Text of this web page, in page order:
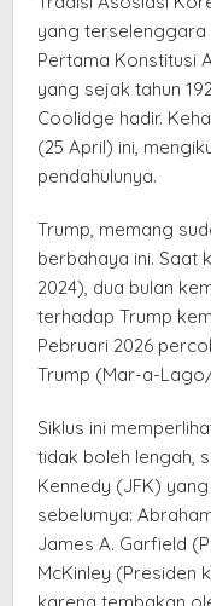
yang terselenggara
Pertama Konstitusi
yang sejak tahun
Coolidge hadir.
(25 April) ini,
pendahulunya.
Trump, memang
berbahaya ini. Saat
2024), dua bulan
terhadap Trump
Pebruari 2026
Trump (Mar-a-
Siklus ini
tidak boleh lengah,
Kennedy (JFK)
sebelumya:
James A. Garfield
McKinley (Presiden